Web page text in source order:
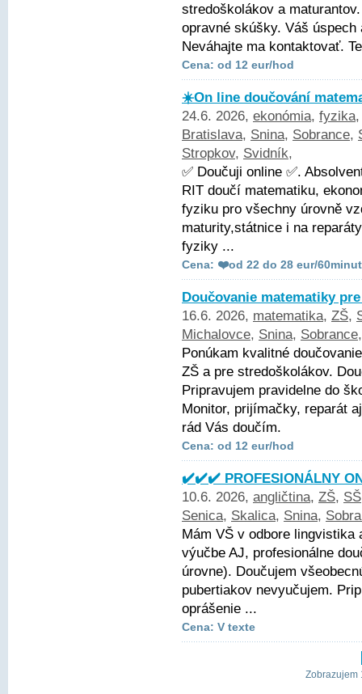
stredoškolákov a
opravné skúšky. Váš
Neváhajte ma kontaktovať.
Cena: od 12 eur/hod
☀️On line doučování
24.6. 2026, ekonómia, fyzika
Bratislava, Snina, Sobrance,
Stropkov, Svidník,
✅ Doučuji online ✅.
RIT doučí matematiku,
fyziku pro všechny úrovně
maturity,státnice i na
fyziky ...
Cena: ❤️od 22 do 28 eur/
Doučovanie matematiky
16.6. 2026, matematika, ZŠ,
Michalovce, Snina, Sobrance
Ponúkam kvalitné
ZŠ a pre stredoškolákov.
Pripravujem pravidelne do
Monitor, prijímačky, reparát
rád Vás doučím.
Cena: od 12 eur/hod
✔️✔️✔️ PROFESIONÁLNY
10.6. 2026, angličtina, ZŠ, SŠ
Senica, Skalica, Snina,
Mám VŠ v odbore
výučbe AJ, profesionálne
úrovne). Doučujem
pubertiakov nevyučujem.
oprášenie ...
Cena: V texte
Zobrazujem